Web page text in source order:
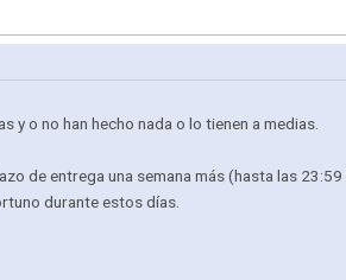
y o no han hecho nada o lo tienen a medias.
de entrega una semana más (hasta las
durante estos días.